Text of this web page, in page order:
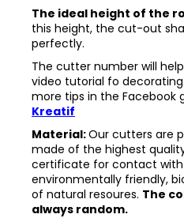
The ideal height of the
this height, the cut-out
perfectly.
The cutter number will
video tutorial fo
more tips in the Facebook
Kreatif
Material:Our cutters are
made of the highest
certificate for contact with
environmentally friendly,
of natural resoures. The
always random.